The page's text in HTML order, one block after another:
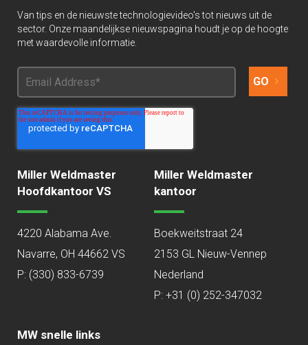
Van tips en de nieuwste technologievideo's tot nieuws uit de
sector. Onze maandelijkse nieuwspagina houdt je op de hoogte
met waardevolle informatie.
Miller Weldmaster
Hoofdkantoor VS
4220 Alabama Ave.
Navarre, OH 44662 VS
P: (330) 833-6739
Miller Weldmaster
kantoor
Boekweitstraat 24
2153 GL Nieuw-Vennep
Nederland
P: +31 (0) 252-347032
MW snelle links